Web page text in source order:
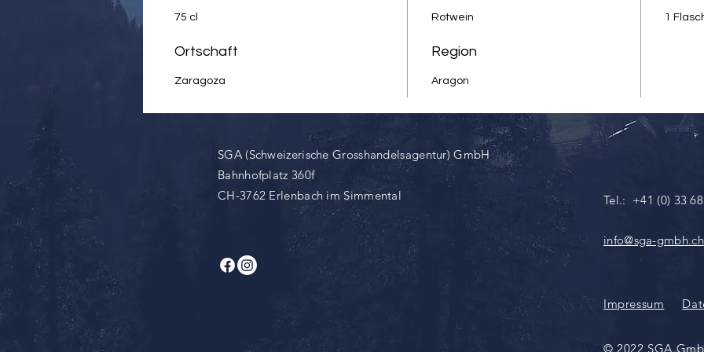
Kahlo
sich
75 cl Rotwein 1
Ortschaft
Zaragoza
Region
Aragon
SGA (Schweizerische Grosshandelsagentur) GmbH
Bahnhofplatz 360f
CH-3762 Erlenbach im Simmental
Tel.: +41 (0) 33
info@sga-gmbh.ch
Impressum
© 2022 SGA